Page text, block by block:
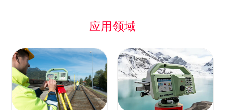
应用领域